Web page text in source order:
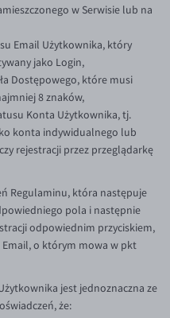
w Serwisie lub na
Email Użytkownika, który
jako Login,
Dostępowego, które musi
8 znaków,
Konta Użytkownika, tj.
konta indywidualnego lub
rejestracji przez przeglądarkę
Regulaminu, która następuje
pola i następnie
odpowiednim przyciskiem,
o którym mowa w pkt
jest jednoznaczna ze
że: